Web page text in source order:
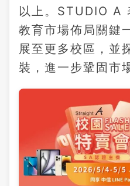
以上。STUDIO A
教育市場佈局關鍵
展至更多校區，並
裝，進一步鞏固市